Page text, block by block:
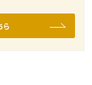
ら